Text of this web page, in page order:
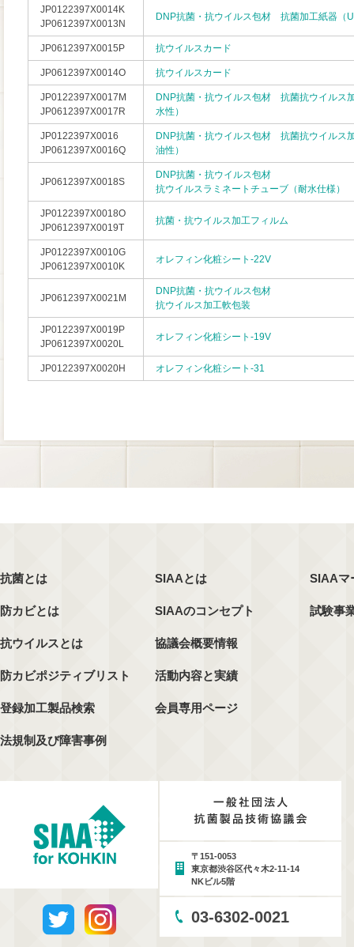
JP0122397X0014K
JP0612397X0013N
DNP抗菌・抗ウイルス包材 抗菌加工紙器（
JP0612397X0015P 抗ウイルスカード
JP0612397X0014O 抗ウイルスカード
JP0122397X0017M
JP0612397X0017R
DNP抗菌・抗ウイルス包材 抗菌抗ウイルス
水性）
JP0122397X0016
JP0612397X0016Q
DNP抗菌・抗ウイルス包材 抗菌抗ウイルス
油性）
JP0612397X0018S
DNP抗菌・抗ウイルス包材
抗ウイルスラミネートチューブ（耐水仕様）
JP0122397X0018O
JP0612397X0019T
抗菌・抗ウイルス加工フィルム
JP0122397X0010G
JP0612397X0010K
オレフィン化粧シート-22V
JP0612397X0021M
DNP抗菌・抗ウイルス包材
抗ウイルス加工軟包装
JP0122397X0019P
JP0612397X0020L
オレフィン化粧シート-19V
JP0122397X0020H オレフィン化粧シート-31
抗菌とは
防カビとは
抗ウイルスとは
防カビポジティブリスト
登録加工製品検索
法規制及び障害事例
SIAAとは
SIAAのコンセプト
協議会概要情報
活動内容と実績
会員専用ページ
SIAAマ
試験事
〒151-0053
東京都渋谷区代々木2-11-14
NKビル5階
03-6302-0021